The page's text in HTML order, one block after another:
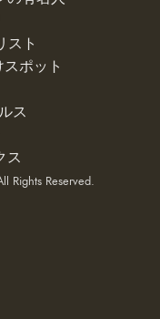
スト
ポット
ス
ス
Rights Reserved.